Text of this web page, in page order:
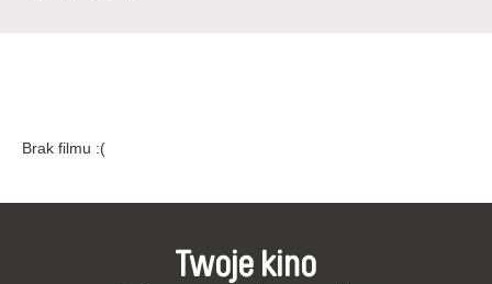
Brak filmu :(
Twoje kino